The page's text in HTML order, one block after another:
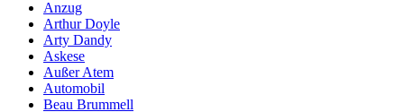
Anzug
Arthur Doyle
Arty Dandy
Askese
Außer Atem
Automobil
Beau Brummell